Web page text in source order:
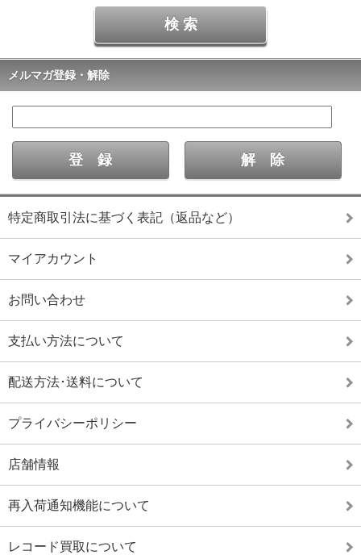
メルマガ登録・解除
特定商取引法に基づく表記（返品など）
マイアカウント
お問い合わせ
支払い方法について
配送方法･送料について
プライバシーポリシー
店舗情報
再入荷通知機能について
レコード買取について